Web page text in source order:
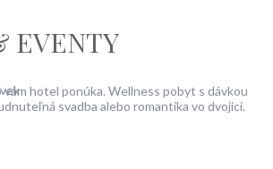
EVENTY
hotel ponúka. Wellness pobyt s dávkou
svadba alebo romantika vo dvojici.